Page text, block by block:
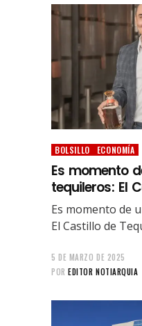
BOLSILLO ECONOMÍA
Es momento
tequileros: El
Es momento de
El Castillo de
5 DE MARZO DE 2025
POR EDITOR NOTIARQUIA